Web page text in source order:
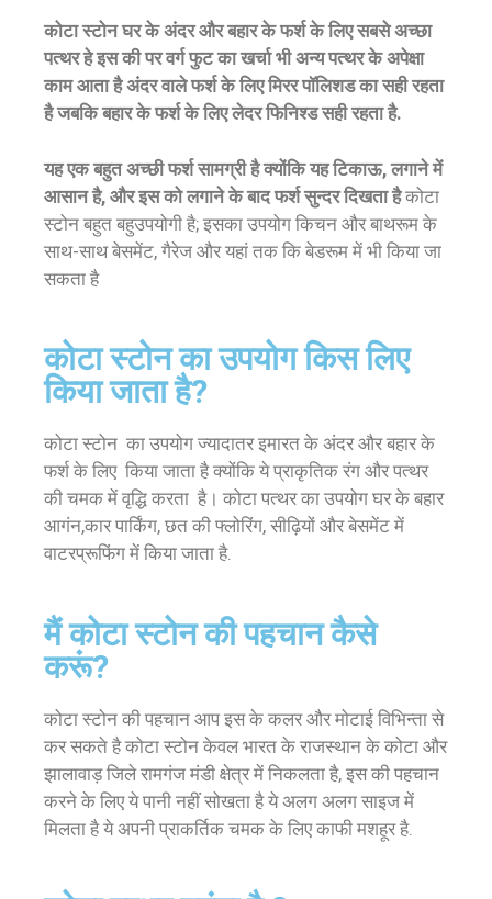
कोटा स्टोन घर के अंदर और बहार के फर्श के लिए सबसे अच्छा
पत्थर हे इस की पर वर्ग फुट का खर्चा भी अन्य पत्थर के अपेक्षा
काम आता है अंदर वाले फर्श के लिए मिरर पॉलिशड का सही रहता
है जबकि बहार के फर्श के लिए लेदर फिनिश्ड सही रहता है.
यह एक बहुत अच्छी फर्श सामग्री है क्योंकि यह टिकाऊ, लगाने में
आसान है, और इस को लगाने के बाद फर्श सुन्दर दिखता हैकोटा
स्टोन बहुत बहुउपयोगी है; इसका उपयोग किचन और बाथरूम के
साथ-साथ बेसमेंट, गैरेज और यहां तक ​​कि बेडरूम में भी किया जा
सकता है
कोटा स्टोन का उपयोग किस लिए
किया जाता है?
कोटा स्टोन का उपयोग ज्यादातर इमारत के अंदर और बहार के
फर्श के लिए किया जाता है क्योंकि ये प्राकृतिक रंग और पत्थर
की चमक में वृद्धि करता है। कोटा पत्थर का उपयोग घर के बहार
आगंन,कार पार्किंग, छत की फ्लोरिंग, सीढ़ियों और बेसमेंट में
वाटरप्रूफिंग में किया जाता है.
मैं कोटा स्टोन की पहचान कैसे
करूं?
कोटा स्टोन की पहचान आप इस के कलर और मोटाई विभिन्ता से
कर सकते है कोटा स्टोन केवल भारत के राजस्थान के कोटा और
झालावाड़ जिले रामगंज मंडी क्षेत्र में निकलता है, इस की पहचान
करने के लिए ये पानी नहीं सोखता है ये अलग अलग साइज में
मिलता है ये अपनी प्राकर्तिक चमक के लिए काफी मशहूर है.